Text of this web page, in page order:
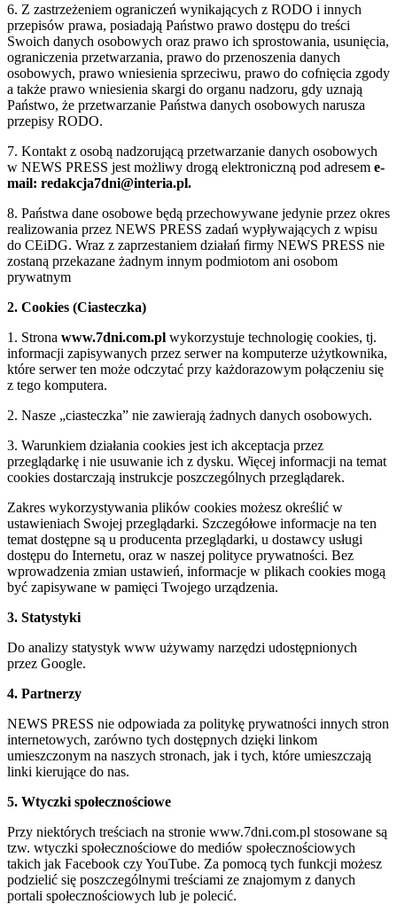
6. Z zastrzeżeniem ograniczeń wynikających z RODO i innych
przepisów prawa, posiadają Państwo prawo dostępu do treści
Swoich danych osobowych oraz prawo ich sprostowania, usunięcia,
ograniczenia przetwarzania, prawo do przenoszenia danych
osobowych, prawo wniesienia sprzeciwu, prawo do cofnięcia zgody
a także prawo wniesienia skargi do organu nadzoru, gdy uznają
Państwo, że przetwarzanie Państwa danych osobowych narusza
przepisy RODO.
7. Kontakt z osobą nadzorującą przetwarzanie danych osobowych
w NEWS PRESS jest możliwy drogą elektroniczną pod adresem e-
mail: redakcja7dni@interia.pl.
8. Państwa dane osobowe będą przechowywane jedynie przez okres
realizowania przez NEWS PRESS zadań wypływających z wpisu
do CEiDG. Wraz z zaprzestaniem działań firmy NEWS PRESS nie
zostaną przekazane żadnym innym podmiotom ani osobom
prywatnym
2. Cookies (Ciasteczka)
1. Strona www.7dni.com.pl wykorzystuje technologię cookies, tj.
informacji zapisywanych przez serwer na komputerze użytkownika,
które serwer ten może odczytać przy każdorazowym połączeniu się
z tego komputera.
2. Nasze „ciasteczka” nie zawierają żadnych danych osobowych.
3. Warunkiem działania cookies jest ich akceptacja przez
przeglądarkę i nie usuwanie ich z dysku. Więcej informacji na temat
cookies dostarczają instrukcje poszczególnych przeglądarek.
Zakres wykorzystywania plików cookies możesz określić w
ustawieniach Swojej przeglądarki. Szczegółowe informacje na ten
temat dostępne są u producenta przeglądarki, u dostawcy usługi
dostępu do Internetu, oraz w naszej polityce prywatności. Bez
wprowadzenia zmian ustawień, informacje w plikach cookies mogą
być zapisywane w pamięci Twojego urządzenia.
3. Statystyki
Do analizy statystyk www używamy narzędzi udostępnionych
przez Google.
4. Partnerzy
NEWS PRESS nie odpowiada za politykę prywatności innych stron
internetowych, zarówno tych dostępnych dzięki linkom
umieszczonym na naszych stronach, jak i tych, które umieszczają
linki kierujące do nas.
5. Wtyczki społecznościowe
Przy niektórych treściach na stronie www.7dni.com.pl stosowane są
tzw. wtyczki społecznościowe do mediów społecznościowych
takich jak Facebook czy YouTube. Za pomocą tych funkcji możesz
podzielić się poszczególnymi treściami ze znajomym z danych
portali społecznościowych lub je polecić.